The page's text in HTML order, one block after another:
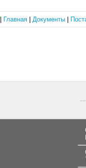
Главная Документы